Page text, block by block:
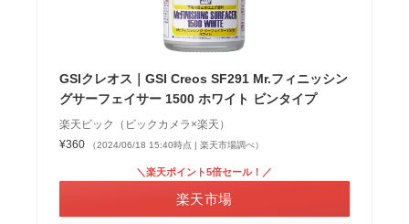
GSIクレオス｜GSI Creos SF291 Mr.フィニッシン
グサーフェイサー 1500 ホワイト ビンタイプ
楽天ビック（ビックカメラ×楽天）
¥360
（2024/06/18 15:40時点 | 楽天市場調べ）
＼楽天ポイント5倍セール！／
楽天市場